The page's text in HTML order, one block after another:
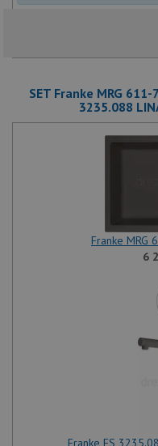
SET Franke MRG
3235.088
Franke MRG
6
Franke FS